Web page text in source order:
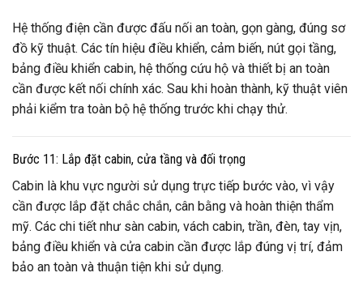
Hệ thống điện cần được đấu nối an toàn, gọn gàng, đúng sơ
đồ kỹ thuật. Các tín hiệu điều khiển, cảm biến, nút gọi tầng,
bảng điều khiển cabin, hệ thống cứu hộ và thiết bị an toàn
cần được kết nối chính xác. Sau khi hoàn thành, kỹ thuật viên
phải kiểm tra toàn bộ hệ thống trước khi chạy thử.
Bước 11: Lắp đặt cabin, cửa tầng và đối trọng
Cabin là khu vực người sử dụng trực tiếp bước vào, vì vậy
cần được lắp đặt chắc chắn, cân bằng và hoàn thiện thẩm
mỹ. Các chi tiết như sàn cabin, vách cabin, trần, đèn, tay vịn,
bảng điều khiển và cửa cabin cần được lắp đúng vị trí, đảm
bảo an toàn và thuận tiện khi sử dụng.